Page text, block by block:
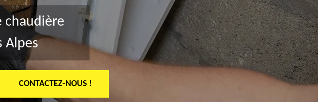
chaudière
Alpes
CONTACTEZ-NOUS !